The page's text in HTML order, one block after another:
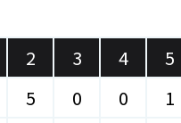
2 3 4 5
5 0 0 1